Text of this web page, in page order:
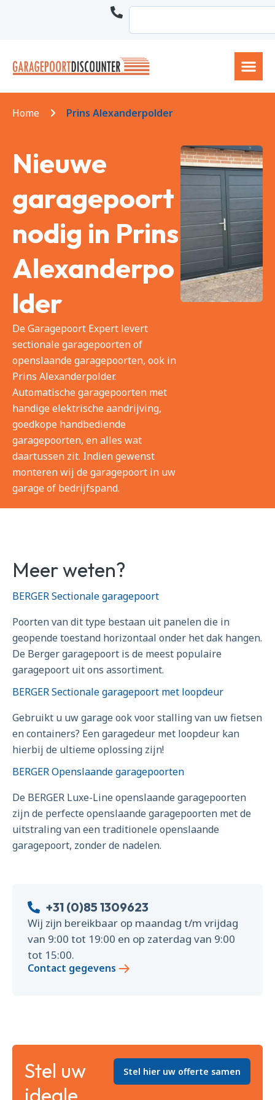
Home Prins Alexanderpolder
Nieuwe
garagepoort
nodig in Prins
Alexanderpo
lder
De Garagepoort Expert levert
sectionale garagepoorten of
openslaande garagepoorten, ook in
Prins Alexanderpolder.
Automatische garagepoorten met
handige elektrische aandrijving,
goedkope handbediende
garagepoorten, en alles wat
daartussen zit. Indien gewenst
monteren wij de garagepoort in uw
garage of bedrijfspand.
Meer weten?
BERGER Sectionale garagepoort
Poorten van dit type bestaan uit panelen die in
geopende toestand horizontaal onder het dak hangen.
De Berger garagepoort is de meest populaire
garagepoort uit ons assortiment.
BERGER Sectionale garagepoort met loopdeur
Gebruikt u uw garage ook voor stalling van uw fietsen
en containers? Een garagedeur met loopdeur kan
hierbij de ultieme oplossing zijn!
BERGER Openslaande garagepoorten
De BERGER Luxe-Line openslaande garagepoorten
zijn de perfecte openslaande garagepoorten met de
uitstraling van een traditionele openslaande
garagepoort, zonder de nadelen.
+31 (0)85 1309623
Wij zijn bereikbaar op maandag t/m vrijdag
van 9:00 tot 19:00 en op zaterdag van 9:00
tot 15:00.
Contact gegevens
Stel uw
ideale
Stel hier uw offerte samen